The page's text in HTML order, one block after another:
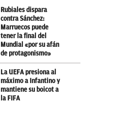
Rubiales dispara
contra Sánchez:
Marruecos puede
tener la final del
Mundial «por su afán
de protagonismo»
La UEFA presiona al
máximo a Infantino y
mantiene su boicot a
la FIFA